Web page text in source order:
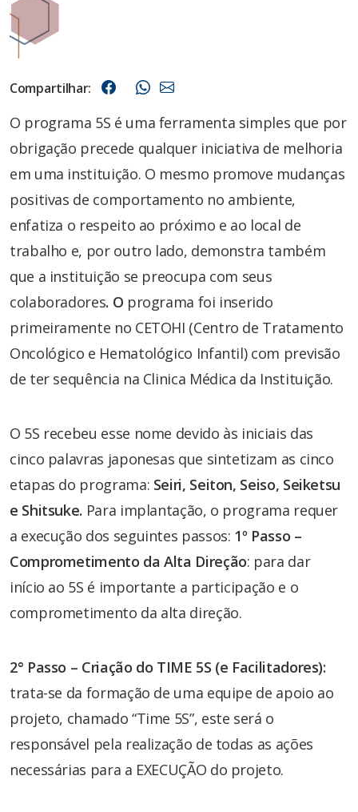
Compartilhar:
O programa 5S é uma ferramenta simples que por
obrigação precede qualquer iniciativa de melhoria
em uma instituição. O mesmo promove mudanças
positivas de comportamento no ambiente,
enfatiza o respeito ao próximo e ao local de
trabalho e, por outro lado, demonstra também
que a instituição se preocupa com seus
colaboradores. O programa foi inserido
primeiramente no CETOHI (Centro de Tratamento
Oncológico e Hematológico Infantil) com previsão
de ter sequência na Clinica Médica da Instituição.
O 5S recebeu esse nome devido às iniciais das
cinco palavras japonesas que sintetizam as cinco
etapas do programa: Seiri, Seiton, Seiso, Seiketsu
e Shitsuke. Para implantação, o programa requer
a execução dos seguintes passos: 1º Passo –
Comprometimento da Alta Direção: para dar
início ao 5S é importante a participação e o
comprometimento da alta direção.
2° Passo – Criação do TIME 5S (e Facilitadores):
trata-se da formação de uma equipe de apoio ao
projeto, chamado “Time 5S”, este será o
responsável pela realização de todas as ações
necessárias para a EXECUÇÃO do projeto.